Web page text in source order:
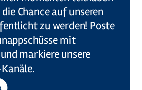
Chance auf unseren
zu werden! Poste
mit
markiere unsere